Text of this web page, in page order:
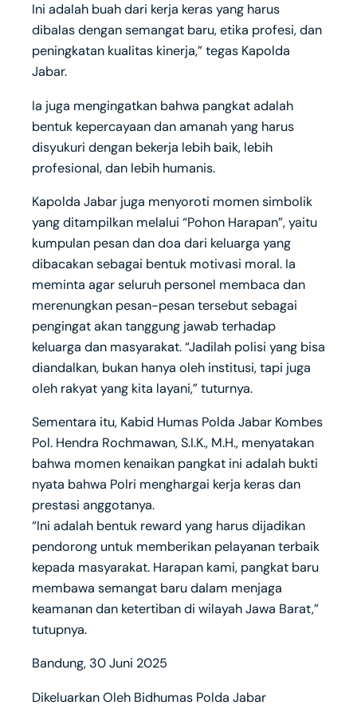
Ini adalah buah dari kerja keras yang harus
dibalas dengan semangat baru, etika profesi, dan
peningkatan kualitas kinerja,” tegas Kapolda
Jabar.
Ia juga mengingatkan bahwa pangkat adalah
bentuk kepercayaan dan amanah yang harus
disyukuri dengan bekerja lebih baik, lebih
profesional, dan lebih humanis.
Kapolda Jabar juga menyoroti momen simbolik
yang ditampilkan melalui “Pohon Harapan”, yaitu
kumpulan pesan dan doa dari keluarga yang
dibacakan sebagai bentuk motivasi moral. Ia
meminta agar seluruh personel membaca dan
merenungkan pesan-pesan tersebut sebagai
pengingat akan tanggung jawab terhadap
keluarga dan masyarakat. “Jadilah polisi yang bisa
diandalkan, bukan hanya oleh institusi, tapi juga
oleh rakyat yang kita layani,” tuturnya.
Sementara itu, Kabid Humas Polda Jabar Kombes
Pol. Hendra Rochmawan, S.I.K., M.H., menyatakan
bahwa momen kenaikan pangkat ini adalah bukti
nyata bahwa Polri menghargai kerja keras dan
prestasi anggotanya.
“Ini adalah bentuk reward yang harus dijadikan
pendorong untuk memberikan pelayanan terbaik
kepada masyarakat. Harapan kami, pangkat baru
membawa semangat baru dalam menjaga
keamanan dan ketertiban di wilayah Jawa Barat,”
tutupnya.
Bandung, 30 Juni 2025
Dikeluarkan Oleh Bidhumas Polda Jabar